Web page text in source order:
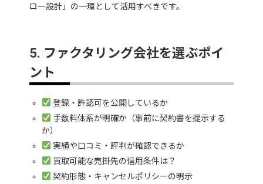
ロー設計」の一環として活用すべきです。
5. ファクタリング会社を選ぶポイ
ント
登録・許認可を公開しているか
手数料体系が明確か（事前に契約書を提示する
か）
実績や口コミ・評判が確認できるか
買取可能な売掛先の信用条件は？
契約形態・キャンセルポリシーの明示